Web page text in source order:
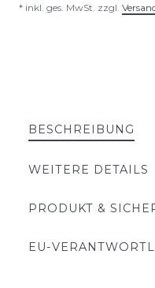
* inkl. ges. MwSt. zzgl.
BESCHREIBUNG
WEITERE DETAILS
PRODUKT &
EU-